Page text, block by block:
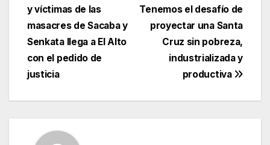
de
entradas
Tenemos el desafío de
proyectar una Santa
Cruz sin pobreza,
industrializada y
productiva
y víctimas de las
masacres de Sacaba y
Senkata llega a El Alto
con el pedido de
justicia